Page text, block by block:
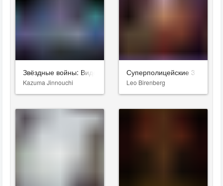
Звёздные войны: Видения. Девятый джедай
Kazuma Jinnouchi
Суперполицейские 3
Leo Birenberg